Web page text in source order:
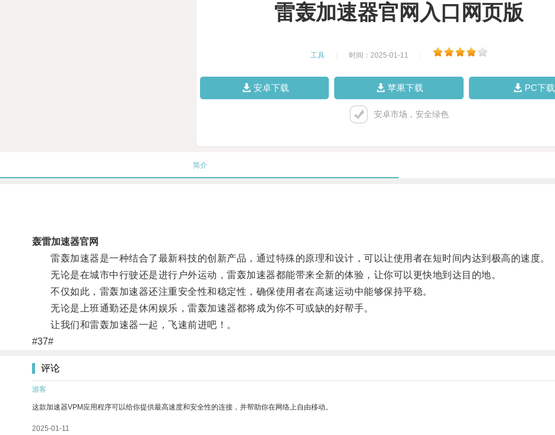
雷轰加速器官网入口网页版
工具 时间：2025-01-11
安卓下载 苹果下载 PC下载
安卓市场，安全绿色
简介
轰雷加速器官网
雷轰加速器是一种结合了最新科技的创新产品，通过特殊的原理和设计，可以让使用者在短时间内达到极高的速度。
无论是在城市中行驶还是进行户外运动，雷轰加速器都能带来全新的体验，让你可以更快地到达目的地。
不仅如此，雷轰加速器还注重安全性和稳定性，确保使用者在高速运动中能够保持平稳。
无论是上班通勤还是休闲娱乐，雷轰加速器都将成为你不可或缺的好帮手。
让我们和雷轰加速器一起，飞速前进吧！。
#37#
评论
游客
这款加速器VPM应用程序可以给你提供最高速度和安全性的连接，并帮助你在网络上自由移动。
2025-01-11